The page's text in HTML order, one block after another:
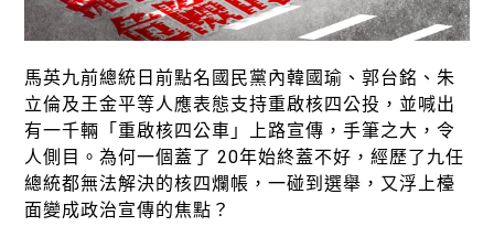
透明足跡
新聞稿及聲明
投書及專欄
工作側記
馬英九前總統日前點名國民黨內韓國瑜、郭台銘、朱
立倫及王金平等人應表態支持重啟核四公投，並喊出
有一千輛「重啟核四公車」上路宣傳，手筆之大，令
人側目。為何一個蓋了 20年始終蓋不好，經歷了九任
總統都無法解決的核四爛帳，一碰到選舉，又浮上檯
面變成政治宣傳的焦點？